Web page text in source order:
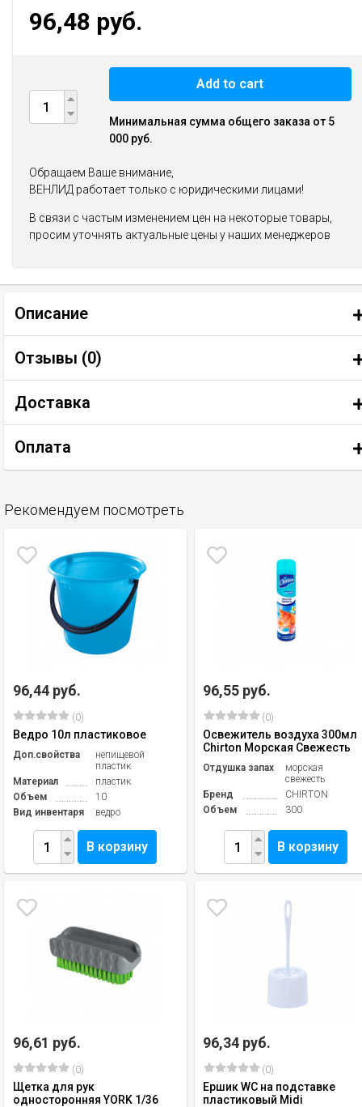
96,48 руб.
Add to cart
Минимальная сумма общего заказа от 5
000 руб.
Обращаем Ваше внимание,
ВЕНЛИД работает только с юридическими лицами!
В связи с частым изменением цен на некоторые товары,
просим уточнять актуальные цены у наших менеджеров
Описание
Отзывы (0)
Доставка
Оплата
Рекомендуем посмотреть
96,44 руб.
(0)
Ведро 10л пластиковое
Доп.свойства
непищевой
пластик
Материал
пластик
Объем
10
Вид инвентаря
ведро
В корзину
96,55 руб.
(0)
Освежитель воздуха 300мл
Chirton Морская Свежесть
Отдушка запах
морская
свежесть
Бренд
СHIRTON
Объем
300
В корзину
96,61 руб.
(0)
Щетка для рук
односторонняя YORK 1/36
96,34 руб.
(0)
Ершик WC на подставке
пластиковый Midi